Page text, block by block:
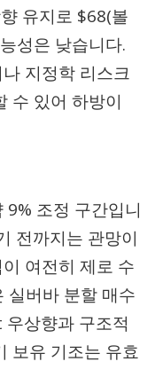
유지로 $68(볼
성은 낮습니다.
지정학 리스크
수 있어 하방이
조정 구간입니
전까지는 관망이
여전히 제로 수
실버바 분할 매수
상향과 구조적
보유 기조는 유효